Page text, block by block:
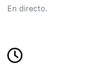
En directo.